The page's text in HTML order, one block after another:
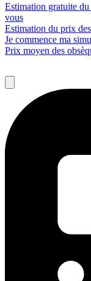
Estimation gratuite
vous
Estimation du prix
Je commence ma
Prix moyen des